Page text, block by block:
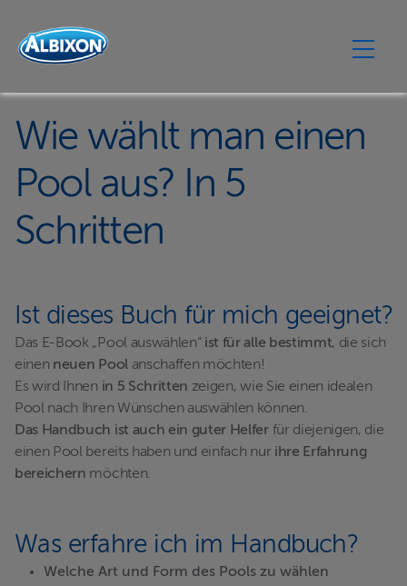
Wie wählt man einen
Pool aus? In 5
Schritten
Ist dieses Buch für mich geeignet?
Das E-Book „Pool auswählen“ ist für alle bestimmt, die sich
einen neuen Poolanschaffen möchten!
Es wird Ihnen in 5 Schritten zeigen, wie Sie einen idealen
Pool nach Ihren Wünschen auswählen können.
Das Handbuch ist auch ein guter Helfer für diejenigen, die
einen Pool bereits haben und einfach nurihre Erfahrung
bereichern möchten.
Was erfahre ich im Handbuch?
Welche Art und Form des Pools zu wählen